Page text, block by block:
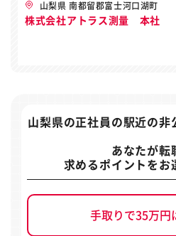
山梨県 南都留郡富士河口湖町
株式会社アトラス測量 本社
山梨県の正社員の駅近の非
あなたが転
求めるポイントをお
手取りで35万